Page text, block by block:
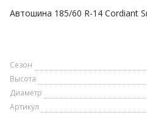
Автошина 185/60 R-14 Cordiant
Сезон
Высота
Диаметр
Артикул